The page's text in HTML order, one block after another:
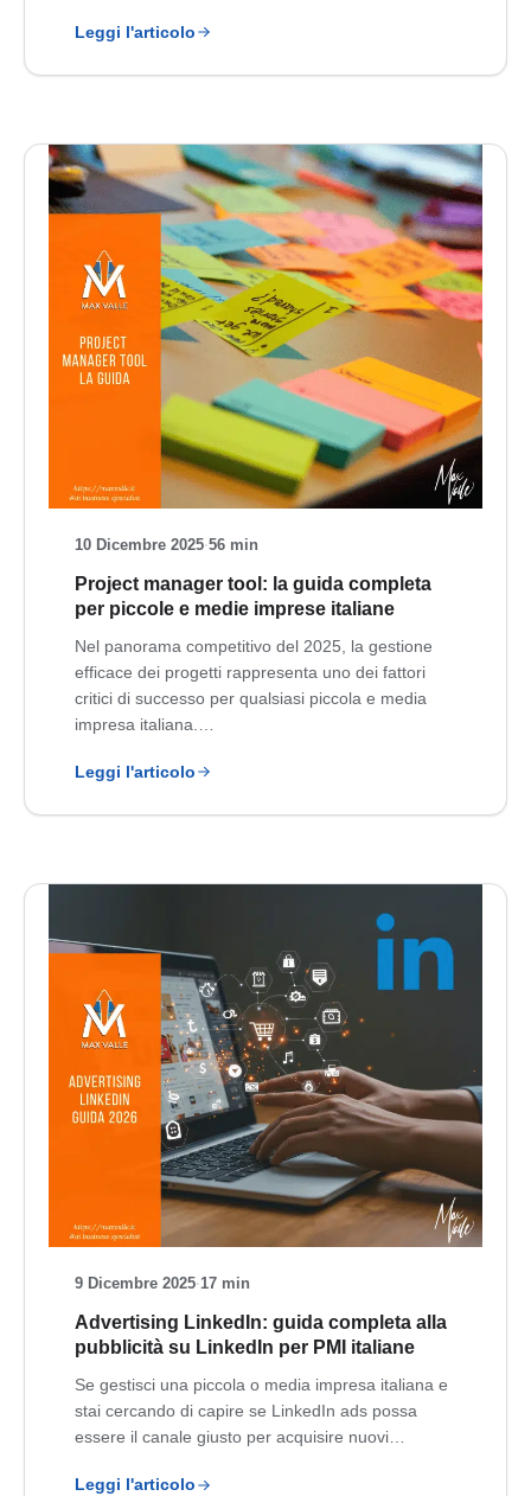
Leggi l'articolo
10 Dicembre 2025·56 min
Project manager tool: la guida completa
per piccole e medie imprese italiane
Nel panorama competitivo del 2025, la gestione
efficace dei progetti rappresenta uno dei fattori
critici di successo per qualsiasi piccola e media
impresa italiana.…
Leggi l'articolo
9 Dicembre 2025·17 min
Advertising LinkedIn: guida completa alla
pubblicità su LinkedIn per PMI italiane
Se gestisci una piccola o media impresa italiana e
stai cercando di capire se LinkedIn ads possa
essere il canale giusto per acquisire nuovi…
Leggi l'articolo